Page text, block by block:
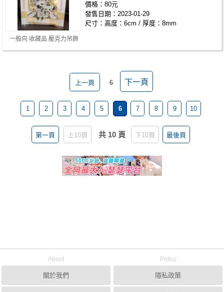
一般向 收藏品 壓克力吊飾
價格：80元
發售日期：2023-01-29
尺寸：高度：6cm / 厚度：8mm
上一頁 6 下一頁
1 2 3 4 5 6 7 8 9 10
第一頁 上10頁 共 10 頁 下10頁 最後頁
About
關於我們
Policy
隱私政策